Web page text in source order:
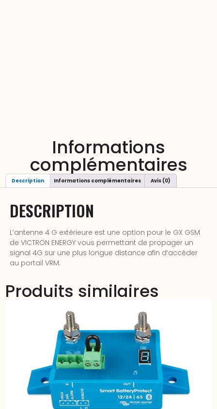
Informations
complémentaires
Description Informations complémentaires Avis (0)
DESCRIPTION
L’antenne 4 G extérieure est une option pour le GX GSM
de VICTRON ENERGY vous permettant de propager un
signal 4G sur une plus longue distance afin d’accéder
au portail VRM.
Produits similaires
Protecteur batterie tension basse 12-24V 65A – SMART